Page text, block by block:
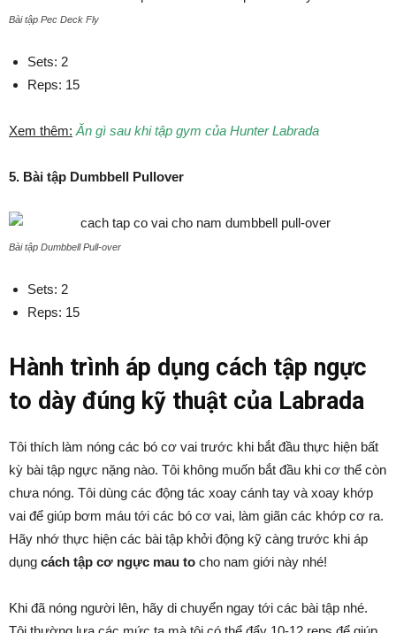
Bài tập Pec Deck Fly
Sets: 2
Reps: 15
Xem thêm: Ăn gì sau khi tập gym của Hunter Labrada
5. Bài tập Dumbbell Pullover
Bài tập Dumbbell Pull-over
Sets: 2
Reps: 15
Hành trình áp dụng cách tập ngực
to dày đúng kỹ thuật của Labrada
Tôi thích làm nóng các bó cơ vai trước khi bắt đầu thực hiện bất
kỳ bài tập ngực nặng nào. Tôi không muốn bắt đầu khi cơ thể còn
chưa nóng. Tôi dùng các động tác xoay cánh tay và xoay khớp
vai để giúp bơm máu tới các bó cơ vai, làm giãn các khớp cơ ra.
Hãy nhớ thực hiện các bài tập khởi động kỹ càng trước khi áp
dụng cách tập cơ ngực mau to cho nam giới này nhé!
Khi đã nóng người lên, hãy di chuyển ngay tới các bài tập nhé.